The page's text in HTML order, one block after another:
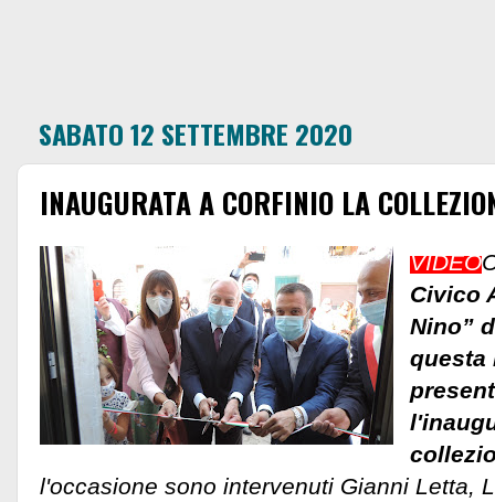
SABATO 12 SETTEMBRE 2020
INAUGURATA A CORFINIO LA
VIDEO
Civico
Nino”
questa
l'occasione sono intervenuti Gianni Letta,